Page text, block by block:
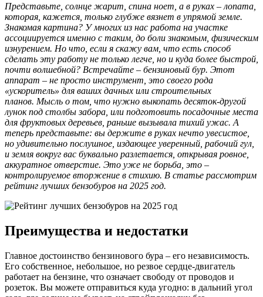
Представьте, солнце жарит, спина ноет, а в руках – лопата,
которая, кажется, только глубже вязнет в упрямой земле.
Знакомая картина? У многих из нас работа на участке
ассоциируется именно с таким, до боли знакомым, физическим
изнурением. Но что, если я скажу вам, что есть способ
сделать эту работу не только легче, но и куда более быстрой,
почти волшебной? Встречайте – бензиновый бур. Этот
аппарат – не просто инструмент, это своего рода
«ускоритель» для ваших дачных или строительных
планов. Мысль о том, что нужно выкопать десяток-другой
лунок под столбы забора, или подготовить посадочные места
для фруктовых деревьев, раньше вызывала тихий ужас. А
теперь представьте: вы держите в руках нечто увесистое,
но удивительно послушное, издающее уверенный, рабочий гул,
и земля вокруг вас буквально разлетается, открывая ровное,
аккуратное отверстие. Это уже не борьба, это –
контролируемое вторжение в стихию. В статье рассмотрим
рейтинг лучших бензобуров на 2025 год.
Преимущества и недостатки
Главное достоинство бензинового бура – его независимость.
Его собственное, небольшое, но резвое сердце-двигатель
работает на бензине, что означает свободу от проводов и
розеток. Вы можете отправиться куда угодно: в дальний угол